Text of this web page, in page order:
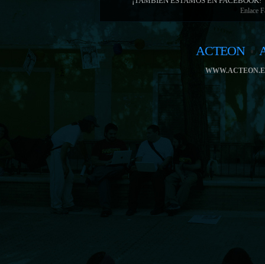
Enlace
ACTEON